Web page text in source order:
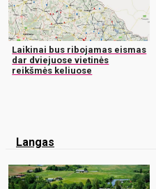
Laikinai bus ribojamas eismas
dar dviejuose vietinės
reikšmės keliuose
Langas